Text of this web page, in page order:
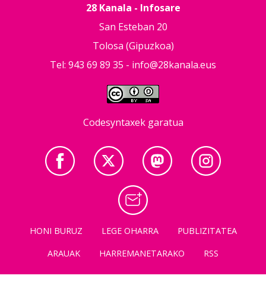
28 Kanala - Infosare
San Esteban 20
Tolosa (Gipuzkoa)
Tel: 943 69 89 35 - info@28kanala.eus
Codesyntaxek garatua
HONI BURUZ LEGE OHARRA
PUBLIZITATEA
ARAUAK
HARREMANETARAKO RSS